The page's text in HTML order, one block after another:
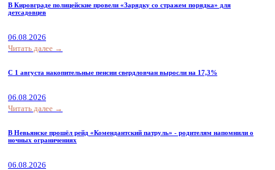
В Кировграде полицейские провели «Зарядку со стражем порядка» для
детсадовцев
06.08.2026
Читать далее →
С 1 августа накопительные пенсии свердловчан выросли на 17,3%
06.08.2026
Читать далее →
В Невьянске прошёл рейд «Комендантский патруль» - родителям напомнили о
ночных ограничениях
06.08.2026